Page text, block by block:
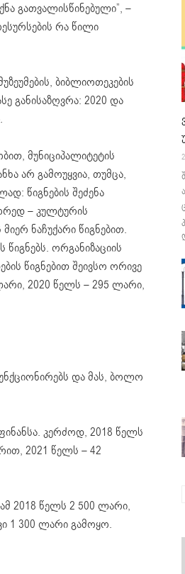
გათვალისწინებული”, –
რა წილი
ბიბლიოთეკების
განისაზღვრა: 2020 და
მუნიციპალიტეტის
არ გამოუყვია, თუმცა,
წიგნების შეძენა
– კულტურის
ნაჩუქარი წიგნებით.
ორგანიზაციის
წიგნებით შეივსო ორივე
2020 წელს – 295 ლარი,
და მას, ბოლო
კერძოდ, 2018 წელს
2021 წელს – 42
2018 წელს 2 500 ლარი,
1 300 ლარი გამოყო.